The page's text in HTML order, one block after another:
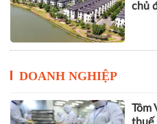
chủ
DOANH NGHIỆP
Tôm
thuế